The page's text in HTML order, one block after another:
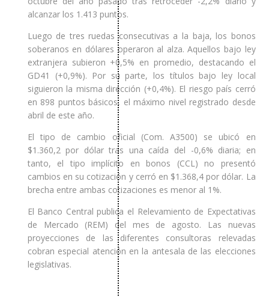
alcanzar los 1.413 puntos.
Luego de tres ruedas consecutivas a la baja, los bonos
soberanos en dólares operaron al alza. Aquellos bajo ley
extranjera subieron +0,5% en promedio, destacando el
GD41 (+0,9%). Por su parte, los títulos bajo ley local
siguieron la misma dirección (+0,4%). El riesgo país cerró
en 898 puntos básicos, el máximo nivel registrado desde
abril de este año.
El tipo de cambio oficial (Com. A3500) se ubicó en
$1.360,2 por dólar tras una caída del -0,6% diaria; en
tanto, el tipo implícito en bonos (CCL) no presentó
cambios en su cotización y cerró en $1.368,4 por dólar. La
brecha entre ambas cotizaciones es menor al 1%.
El Banco Central publica el Relevamiento de Expectativas
de Mercado (REM) del mes de agosto. Las nuevas
proyecciones de las diferentes consultoras relevadas
cobran especial atención en la antesala de las elecciones
legislativas.